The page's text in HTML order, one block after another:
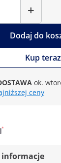
+
Dodaj do
Kup teraz
ok.
ceny
informacje